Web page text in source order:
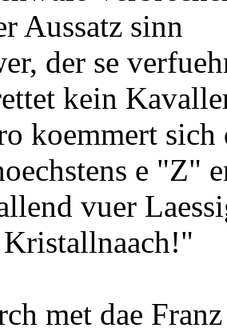
Aussatz sinn
der se
kein
koemmert sich
e "Z"
vuer
met dae